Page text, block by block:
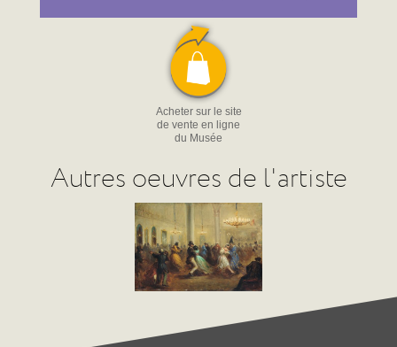
Acheter sur le site
de vente en ligne
du Musée
Autres oeuvres de l'artiste